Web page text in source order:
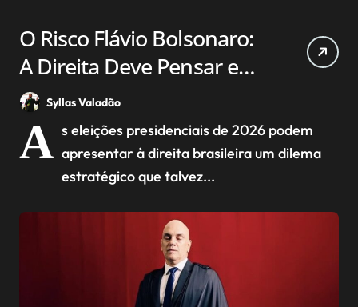
O Risco Flávio Bolsonaro:
A Direita Deve Pensar em
Vencer ou Apenas em
Resistir?
Syllas Valadão
A s eleições presidenciais de 2026 podem
apresentar à direita brasileira um dilema
estratégico que talvez...